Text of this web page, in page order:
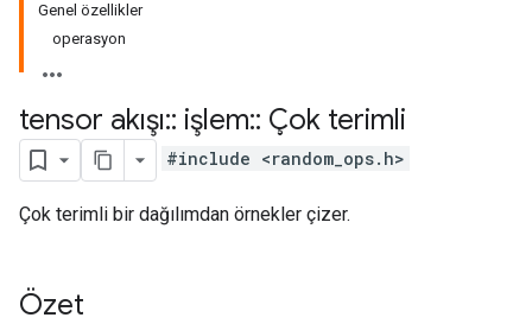
Genel özellikler
operasyon
tensor akışı:: işlem:: Çok terimli
#include <random_ops.h>
Çok terimli bir dağılımdan örnekler çizer.
Özet